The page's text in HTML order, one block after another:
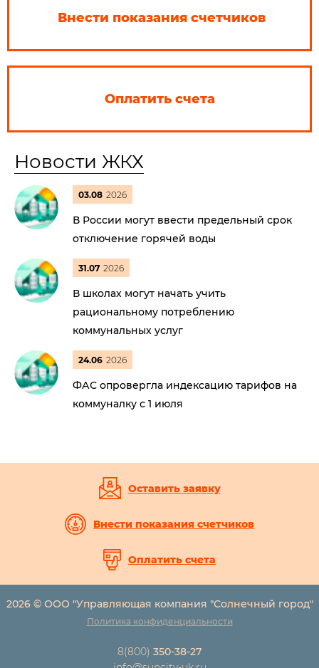
Внести показания счетчиков
Оплатить счета
Новости ЖКХ
03.08 2026
В России могут ввести предельный срок
отключение горячей воды
31.07 2026
В школах могут начать учить
рациональному потреблению
коммунальных услуг
24.06 2026
ФАС опровергла индексацию тарифов на
коммуналку с 1 июля
Оставить заявку
Внести показания счетчиков
Оплатить счета
2026 © ООО "Управляющая компания "Солнечный город"
Политика конфиденциальности
8(800) 350-38-27